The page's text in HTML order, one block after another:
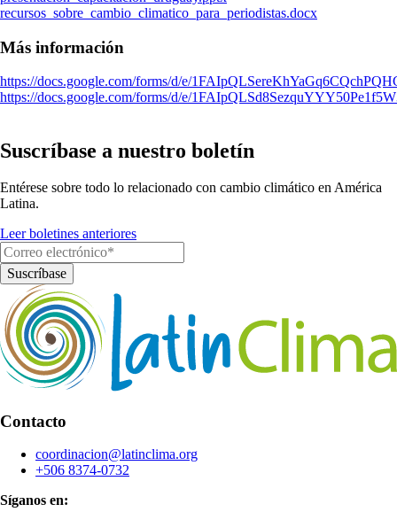
recursos_sobre_cambio_climatico_para_periodistas.docx
Más información
https://docs.google.com/forms/d/e/
https://docs.google.com/forms/d/e/
Suscríbase a nuestro boletín
Entérese sobre todo lo relacionado con cambio climático en América
Latina.
Leer boletines anteriores
Contacto
coordinacion@latinclima.org
+506 8374-0732
Síganos en: